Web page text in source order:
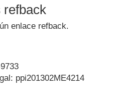
refback
enlace refback.
ppi201302ME4214